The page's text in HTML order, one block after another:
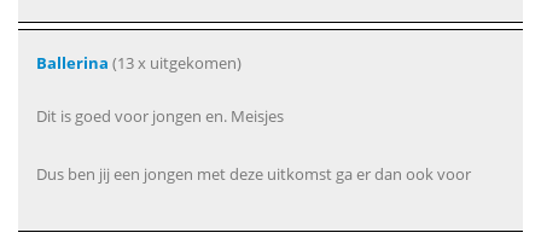
Ballerina (13 x uitgekomen)
Dit is goed voor jongen en. Meisjes
Dus ben jij een jongen met deze uitkomst ga er dan ook voor